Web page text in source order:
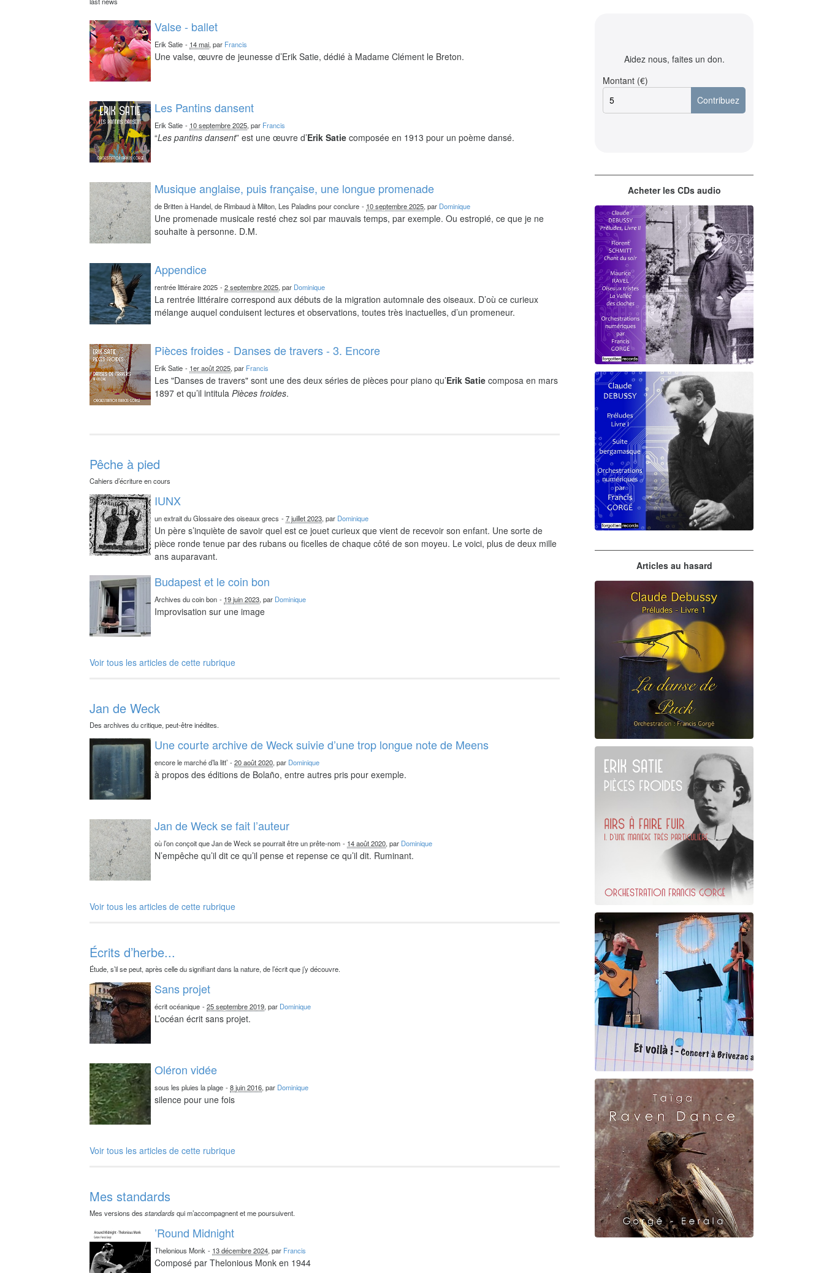
Valse - ballet
Erik Satie - 14 mai, par Francis
Une valse, œuvre de jeunesse d’Erik Satie, dédié à Madame Clément le Breton.
Les Pantins dansent
Erik Satie - 10 septembre 2025, par Francis
“Les pantins dansent” est une œuvre d’Erik Satie composée en 1913 pour un poème dansé.
Musique anglaise, puis française, une longue promenade
de Britten à Handel, de Rimbaud à Milton, Les Paladins pour conclure - 10 septembre 2025, par Dominique
Une promenade musicale resté chez soi par mauvais temps, par exemple. Ou estropié, ce que je ne
souhaite à personne. D.M.
Appendice
rentrée littéraire 2025 -2 septembre 2025, par Dominique
La rentrée littéraire correspond aux débuts de la migration automnale des oiseaux. D’où ce curieux
mélange auquel conduisent lectures et observations, toutes très inactuelles, d’un promeneur.
Pièces froides - Danses de travers - 3. Encore
Erik Satie - 1er août 2025, par Francis
Les "Danses de travers" sont une des deux séries de pièces pour piano qu’Erik Satie composa en mars
1897 et qu’il intitulaPièces froides.
Pêche à pied
Cahiers d’écriture en cours
IUNX
un extrait du Glossaire des oiseaux grecs -7 juillet 2023, par Dominique
Un père s’inquiète de savoir quel est ce jouet curieux que vient de recevoir son enfant. Une sorte de
pièce ronde tenue par des rubans ou ficelles de chaque côté de son moyeu. Le voici, plus de deux mille
ans auparavant.
Budapest et le coin bon
Archives du coin bon - 19 juin 2023, par Dominique
Improvisation sur une image
Voir tous les articles de cette rubrique
Jan de Weck
Des archives du critique, peut-être inédites.
Une courte archive de Weck suivie d’une trop longue note de Meens
encore le marché d’la litt’ -20 août 2020, par Dominique
à propos des éditions de Bolaño, entre autres pris pour exemple.
Jan de Weck se fait l’auteur
où l’on conçoit que Jan de Weck se pourrait être un prête-nom - 14 août 2020, par Dominique
N’empêche qu’il dit ce qu’il pense et repense ce qu’il dit. Ruminant.
Voir tous les articles de cette rubrique
Écrits d’herbe...
Étude, s’il se peut, après celle du signifiant dans la nature, de l’écrit que j’y découvre.
Sans projet
écrit océanique -25 septembre 2019, par Dominique
L’océan écrit sans projet.
Oléron vidée
sous les pluies la plage -8 juin 2016, par Dominique
silence pour une fois
Voir tous les articles de cette rubrique
Mes standards
Mes versions desstandardsqui m’accompagnent et me poursuivent.
’Round Midnight
Thelonious Monk - 13 décembre 2024, par Francis
Composé par Thelonious Monk en 1944
Aidez nous, faites un don.
Montant (€)
Acheter les CDs audio
Debussy - Schmitt - Ravel
orchestrations numériques par
Francis Gorgé
Claude Debussy
Francis Gorgé
Articles au hasard
Claude Debussy
La danse de Puck
Erik Satie
D'une manière particulière
Et voilà !
Geneviève Cabannes -
Francis Gorgé